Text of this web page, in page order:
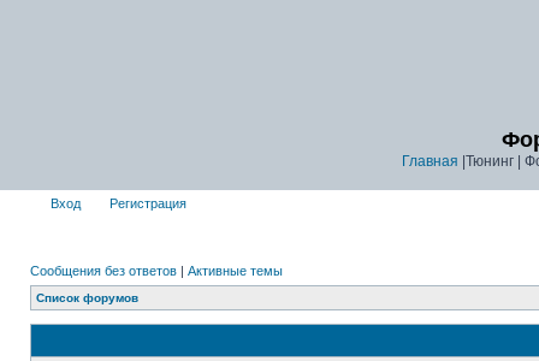
Главная |Тюнинг |
Вход Регистрация
Сообщения без ответов | Активные темы
Список форумов